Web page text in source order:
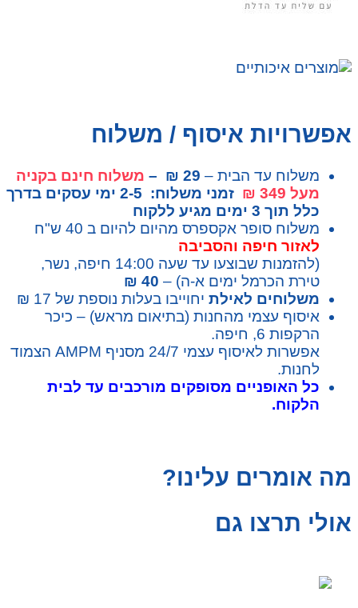
אפשרויות איסוף / משלוח
משלוח עד הבית – 29 ₪ –
משלוח חינם בקניה
מעל 349 ₪
זמני משלוח: 2-5 ימי עסקים בדרך
כלל תוך 3 ימים מגיע ללקוח
משלוח סופר אקספרס מהיום להיום ב 40 ש"ח
לאזור חיפה והסביבה
(להזמנות שבוצעו עד שעה 14:00 חיפה, נשר,
טירת הכרמל ימים א-ה) – 40 ₪
משלוחים לאילתיחוייבו בעלות נוספת של 17 ₪
איסוף עצמי מהחנות (בתיאום מראש) – כיכר
הרקפות 6, חיפה.
אפשרות לאיסוף עצמי 24/7 מסניף AMPM הצמוד
לחנות.
כל האופניים מסופקים מורכבים עד לבית
הלקוח.
מה אומרים עלינו?
אולי תרצו גם